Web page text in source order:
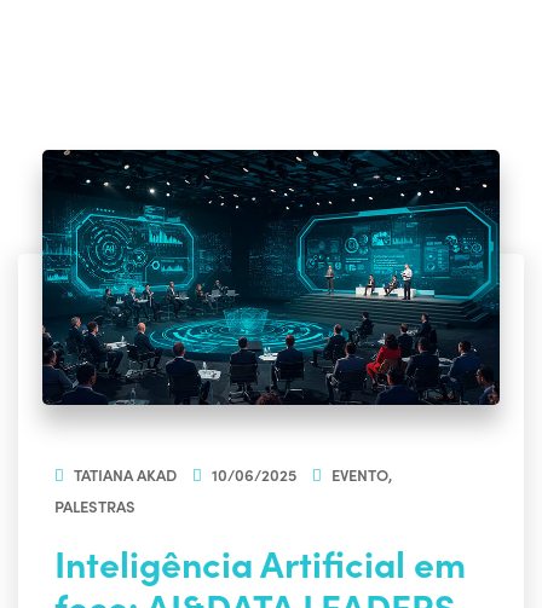
TATIANA AKAD 10/06/2025 EVENTO,
PALESTRAS
Inteligência Artificial em